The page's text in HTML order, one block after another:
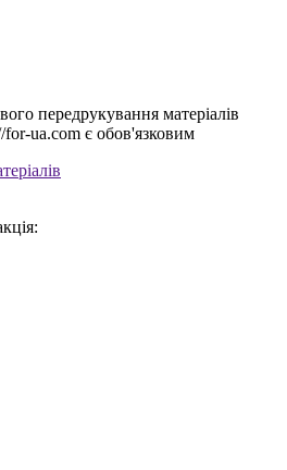
передрукування матеріалів
ua.com є обов'язковим